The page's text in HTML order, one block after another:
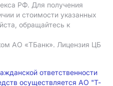
РФ. Для получения
и стоимости указанных
обращайтесь к
АO «ТБанк». Лицензия ЦБ
ответственности
осуществляется АО "Т-